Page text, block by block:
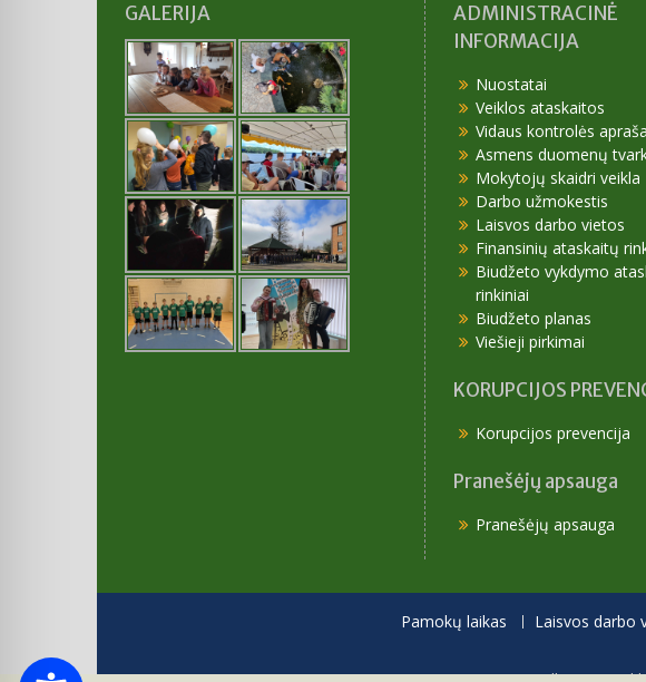
GALERIJA
ADMINISTRACINĖ
INFORMACIJA
Nuostatai
Veiklos ataskaitos
Vidaus kontrolės
Asmens duomenų
Mokytojų skaidri veikla
Darbo užmokestis
Laisvos darbo vietos
Finansinių ataskaitų
Biudžeto vykdymo
rinkiniai
Biudžeto planas
Viešieji pirkimai
KORUPCIJOS
Korupcijos prevencija
Pranešėjų apsauga
Pranešėjų apsauga
Pamokų laikas Laisvos darbo